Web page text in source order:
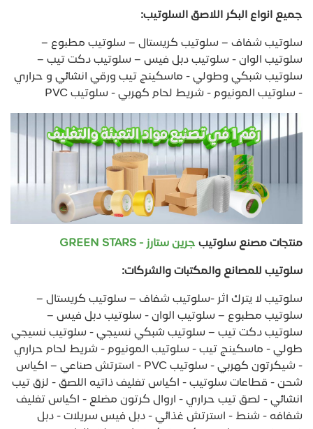
جميع انواع البكر اللاصق السلوتيب:
سلوتيب شفاف – سلوتيب كريستال – سلوتيب مطبوع –
سلوتيب الوان - سلوتيب دبل فيس – سلوتيب دكت تيب –
سلوتيب شبكي وطولي - ماسكينج تيب ورقي انشائي و حراري
- سلوتيب المونيوم - شريط لحام كهربي - سلوتيب PVC
منتجات مصنع سلوتيب جرين ستارز - GREEN STARS
سلوتيب للمصانع والمكتبات والشركات:
سلوتيب لا يترك اثر -سلوتيب شفاف – سلوتيب كريستال –
سلوتيب مطبوع – سلوتيب الوان - سلوتيب دبل فيس –
سلوتيب دكت تيب – سلوتيب شبكي نسيجي - سلوتيب نسيجي
طولي - ماسكينج تيب - سلوتيب المونيوم - شريط لحام حراري
- شيكرتون كهربي - سلوتيب PVC - استرتش صناعي – اكياس
شحن - قطاعات سلوتيب - اكياس تغليف ذاتيه اللصق - لزق تيب
انشائي - لصق تيب حراري - اروال كرتون مضلع - اكياس تغليف
شفافه - شنط - استرتش غذائي - دبل فيس سريلات - دبل